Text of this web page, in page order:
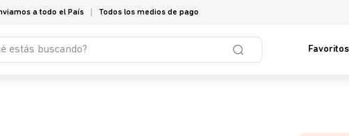
a todo el País Todos los medios de pago
buscando?
Favoritos